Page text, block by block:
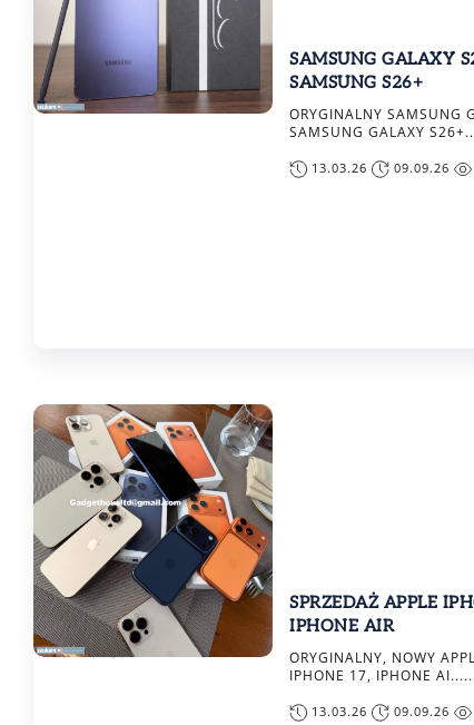
SAMSUNG GALAXY
SAMSUNG S26+
ORYGINALNY SAMSUNG
SAMSUNG GALAXY
13.03.26 09.09.26
SPRZEDAŻ APPLE
IPHONE AIR
ORYGINALNY, NOWY
IPHONE 17, IPHONE
13.03.26 09.09.26